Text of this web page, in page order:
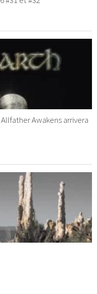
Awakens arrivera